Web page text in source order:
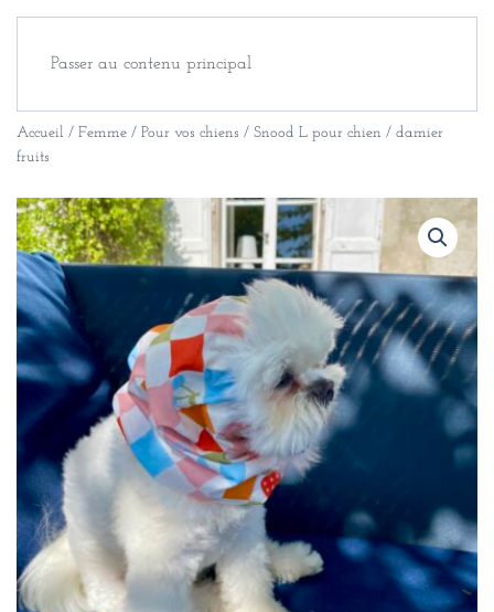
Passer au contenu principal
Accueil / Femme / Pour vos chiens / Snood L pour chien / damier
fruits